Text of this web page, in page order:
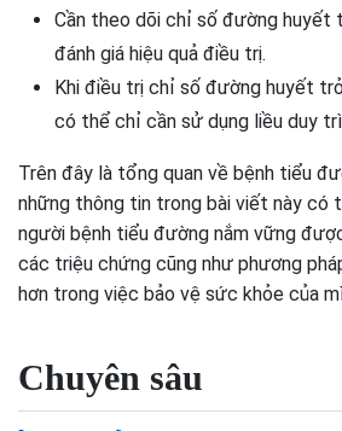
Cần theo dõi chỉ số đường huyết
đánh giá hiệu quả điều trị.
Khi điều trị chỉ số đường huyết
có thể chỉ cần sử dụng liều duy
Trên đây là tổng quan về bệnh tiểu
những thông tin trong bài viết này có
người bệnh tiểu đường nắm vững
các triệu chứng cũng như phương
hơn trong việc bảo vệ sức khỏe của
Chuyên sâu